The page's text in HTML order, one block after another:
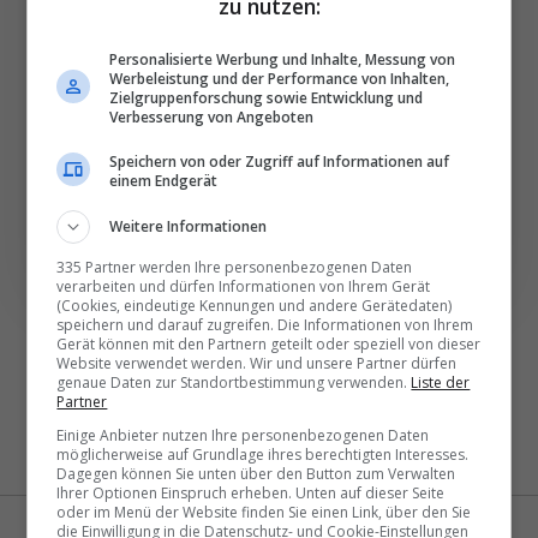
Täglich oder wöchentlich, mit mehr Insights oder
weniger. Bei Travel­news haben Sie die Wahl.
NEWSLETTER ENTDECKEN
zu nutzen:
Personalisierte Werbung und Inhalte, Messung von
Werbeleistung und der Performance von Inhalten,
Zielgruppenforschung sowie Entwicklung und
Verbesserung von Angeboten
Speichern von oder Zugriff auf Informationen auf
einem Endgerät
Weitere Informationen
335 Partner werden Ihre personenbezogenen Daten
verarbeiten und dürfen Informationen von Ihrem Gerät
(Cookies, eindeutige Kennungen und andere Gerätedaten)
speichern und darauf zugreifen. Die Informationen von Ihrem
Gerät können mit den Partnern geteilt oder speziell von dieser
Website verwendet werden. Wir und unsere Partner dürfen
genaue Daten zur Standortbestimmung verwenden. Liste der
Partner
Einige Anbieter nutzen Ihre personenbezogenen Daten
möglicherweise auf Grundlage ihres berechtigten Interesses.
Dagegen können Sie unten über den Button zum Verwalten
Ihrer Optionen Einspruch erheben. Unten auf dieser Seite
oder im Menü der Website finden Sie einen Link, über den Sie
die Einwilligung in die Datenschutz- und Cookie-Einstellungen